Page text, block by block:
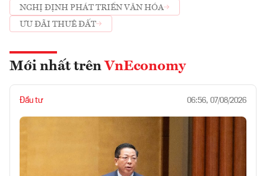
NGHỊ ĐỊNH PHÁT TRIỂN VĂN HÓA
ƯU ĐÃI THUÊ ĐẤT
Mới nhất trên VnEconomy
Đầu tư 06:56, 07/08/2026